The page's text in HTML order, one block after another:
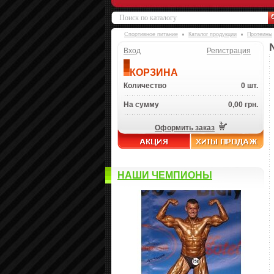
Спортивное питание Каталог продукции Протеины
Вход Регистрация
КОРЗИНА
Количество 0 шт.
На сумму 0,00 грн.
Оформить заказ
НАШИ ЧЕМПИОНЫ